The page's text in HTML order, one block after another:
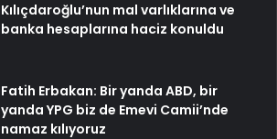
Kılıçdaroğlu’nun mal varlıklarına ve
banka hesaplarına haciz konuldu
Fatih Erbakan: Bir yanda ABD, bir
yanda YPG biz de Emevi Camii’nde
namaz kılıyoruz